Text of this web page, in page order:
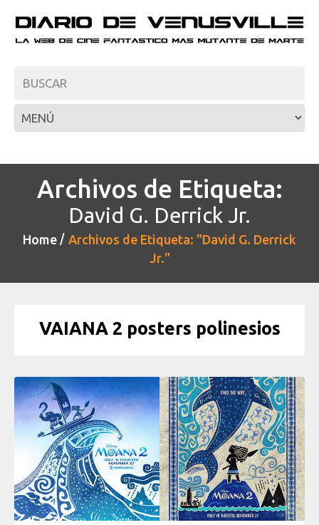
Archivos de Etiqueta:
David G. Derrick Jr.
Home
Archivos de Etiqueta: "David G. Derrick
Jr."
VAIANA 2 posters polinesios